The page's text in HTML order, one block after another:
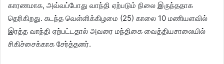
காரணமாக, அவ்வப்போது வாந்தி ஏற்படும் நிலை இருந்ததாக
தெரிகிறது. கடந்த வெள்ளிக்கிழமை (25) காலை 10 மணியளவில்
இரத்த வாந்தி ஏற்பட்டதால் அவரை மந்திகை வைத்தியசாலையில்
சிகிச்சைக்காக சேர்த்தனர்.